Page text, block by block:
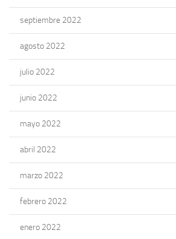
septiembre 2022
agosto 2022
julio 2022
junio 2022
mayo 2022
abril 2022
marzo 2022
febrero 2022
enero 2022